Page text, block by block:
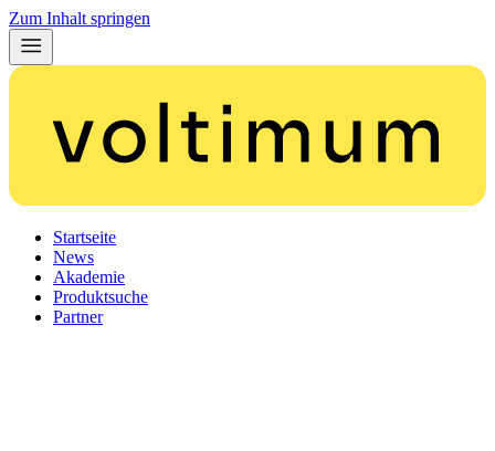
Zum Inhalt springen
Startseite
News
Akademie
Produktsuche
Partner